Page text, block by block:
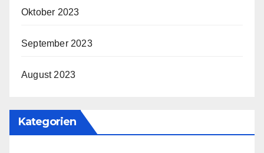
Oktober 2023
September 2023
August 2023
Kategorien